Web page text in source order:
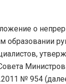
о
образовании
№ 954